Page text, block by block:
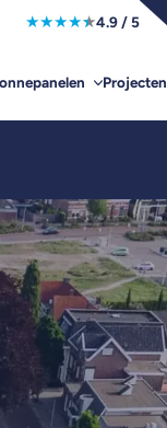
★★★★★4.9/ 5
Projecten